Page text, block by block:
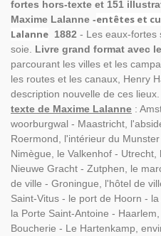
fortes hors-texte et 151
Maxime Lalanne -entêtes et
Lalanne 1882 - Les eaux-fortes
soie. Livre grand format avec
parcourant les villes et les
les routes et les canaux, Henry
description nouvelle de ces lieux.
texte de Maxime Lalanne :
woorburgwal - Maastricht,
Roermond, l'intérieur du
Nimègue, le Valkenhof -
Nieuwe Gracht - Zutphen, le
de ville - Groningue, l'hôtel de
Saint-Vitus - le port de Hoorn -
la Porte Saint-Antoine -
Boucherie - Le Hartenkamp,